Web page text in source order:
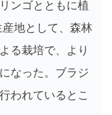
ンゴとともに植
地として、森林
る栽培で、より
なった。ブラジ
われているとこ